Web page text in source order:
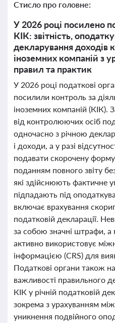
Стисло про головне:
У 2026 році посилено
КІК: звітність,
декларування доходів
іноземних компаній з
правил та практик
У 2026 році податкові
посилили контроль за
іноземних компаній (КІК).
від контролюючих осіб
одночасно з річною
і доходи, а у разі
подавати скорочену
поданням повного звіту
які здійснюють фактичне
підпадають під
включає врахування
податковій декларації.
за собою значні штрафи, а
активно використовує
інформацією (CRS) для
Податкові органи також
важливості правильного
КІК у річній податковій
зокрема з урахуванням
уникнення подвійного